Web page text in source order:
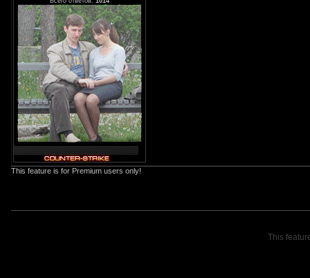
This feature is for Premium users only!
This